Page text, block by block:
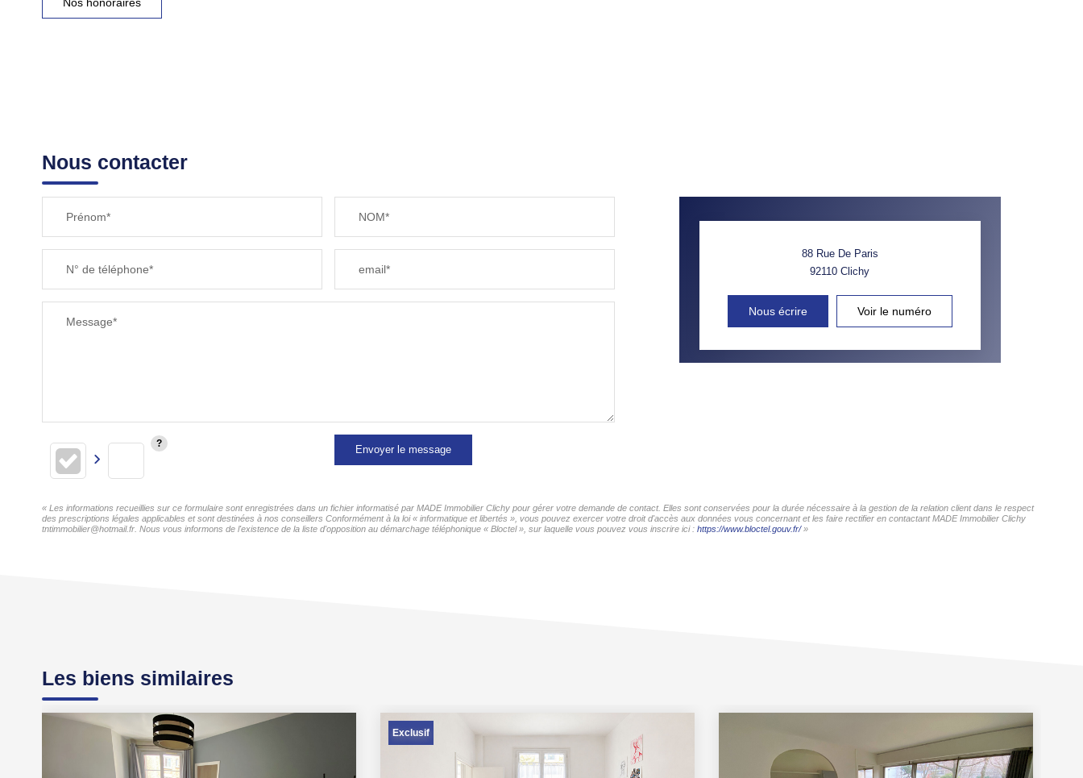
Nous contacter
Prénom* NOM*
N° de téléphone* email*
Message*
Envoyer le message
88 Rue De Paris
92110Clichy
Nous écrire Voir le numéro
« Les informations recueillies sur ce formulaire sont enregistrées dans un fichier informatisé par MADE Immobilier Clichy pour gérer votre demande de contact. Elles sont conservées pour la durée nécessaire à la gestion de la relation client dans le respect
des prescriptions légales applicables et sont destinées à nos conseillers Conformément à la loi « informatique et libertés », vous pouvez exercer votre droit d'accès aux données vous concernant et les faire rectifier en contactant MADE Immobilier Clichy
tntimmobilier@hotmail.fr. Nous vous informons de l'existence de la liste d'opposition au démarchage téléphonique « Bloctel », sur laquelle vous pouvez vous inscrire ici : https://www.bloctel.gouv.fr/»
Les biens similaires
Exclusif